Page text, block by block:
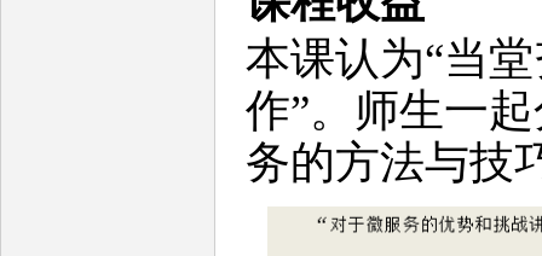
本课认为“当
作”。师生一
务的方法与技